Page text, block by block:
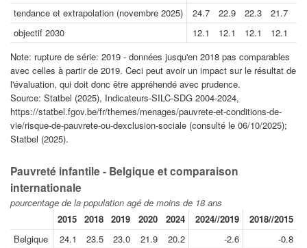
tendance et extrapolation (novembre 2025)
24.7 22.9 22.3 21.7
objectif 2030
12.1 12.1 12.1 12.1
Note: rupture de série: 2019 - données jusqu'en 2018 pas comparables
avec celles à partir de 2019. Ceci peut avoir un impact sur le résultat de
l'évaluation, qui doit donc être appréhendé avec prudence.
Source: Statbel (2025), Indicateurs-SILC-SDG 2004-2024,
https://statbel.fgov.be/fr/themes/menages/pauvrete-et-conditions-de-
vie/risque-de-pauvrete-ou-dexclusion-sociale (consulté le 06/10/2025);
Statbel (2025).
Pauvreté infantile - Belgique et comparaison
internationale
pourcentage de la population agé de moins de 18 ans
2015 2018 2019 2020 2024 2024//2019
2018//2015
Belgique
24.1 23.5 23.0 21.9 20.2 -2.6
-0.8